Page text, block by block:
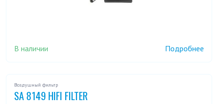
В наличии Подробнее
Воздушный фильтр
SA 8149 HIFI FILTER